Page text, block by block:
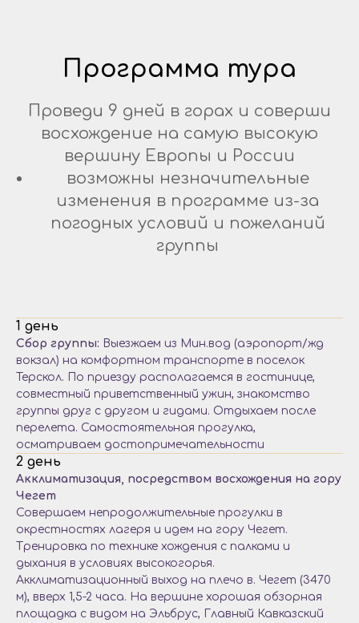
Программа тура
Проведи 9 дней в горах и соверши
восхождение на самую высокую
вершину Европы и России
возможны незначительные
изменения в программе из-за
погодных условий и пожеланий
группы
1 день
Сбор группы: Выезжаем из Мин.вод (аэропорт/жд
вокзал) на комфортном транспорте в поселок
Терскол. По приезду располагаемся в гостинице,
совместный приветственный ужин, знакомство
группы друг с другом и гидами. Отдыхаем после
перелета. Самостоятельная прогулка,
осматриваем достопримечательности
2 день
Акклиматизация, посредством восхождения на гору
Чегет
Совершаем непродолжительные прогулки в
окрестностях лагеря и идем на гору Чегет.
Тренировка по технике хождения с палками и
дыхания в условиях высокогорья.
Акклиматизационный выход на плечо в. Чегет (3470
м), вверх 1,5-2 часа. На вершине хорошая обзорная
площадка с видом на Эльбрус, Главный Кавказский